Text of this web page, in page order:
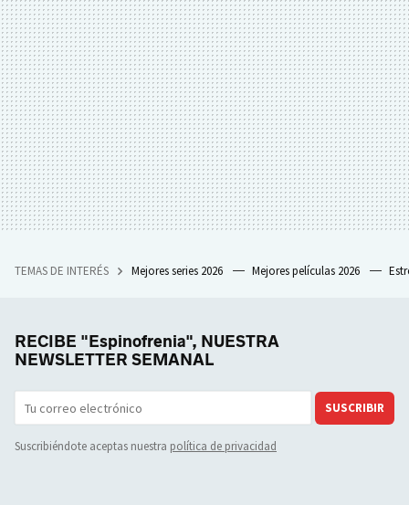
TEMAS DE INTERÉS Mejores series 2026 Mejores películas 2026
RECIBE "Espinofrenia", NUESTRA
NEWSLETTER SEMANAL
SUSCRIBIR
Suscribiéndote aceptas nuestra política de privacidad